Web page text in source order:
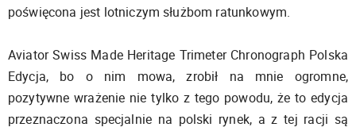
poświęcona jest lotniczym służbom ratunkowym.
Aviator Swiss Made Heritage Trimeter Chronograph Polska
Edycja, bo o nim mowa, zrobił na mnie ogromne,
pozytywne wrażenie nie tylko z tego powodu, że to edycja
przeznaczona specjalnie na polski rynek, a z tej racji są